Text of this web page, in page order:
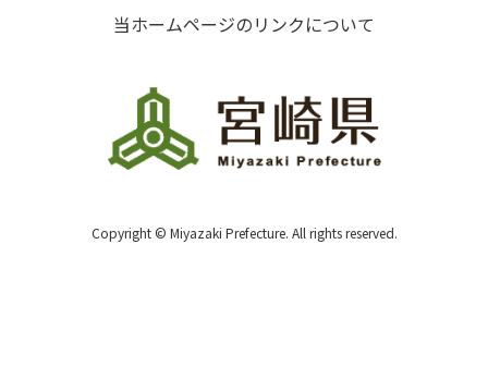
当ホームページのリンクについて
Copyright © Miyazaki Prefecture. All rights reserved.